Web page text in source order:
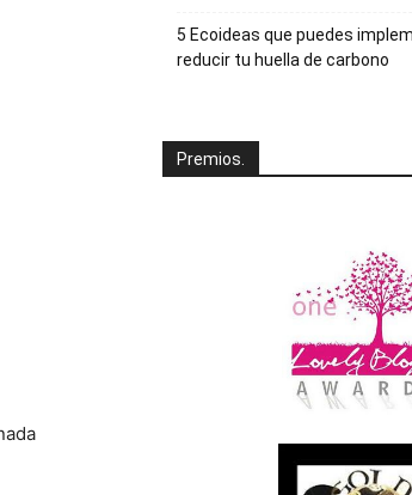
5 Ecoideas que puedes
reducir tu huella de carbono
Premios.